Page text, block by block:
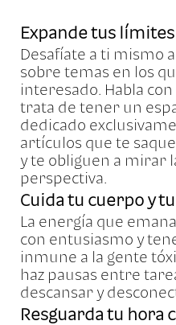
Expande tus límites
Desafíate a ti mismo
sobre temas en los
interesado. Habla
trata de tener un
dedicado
artículos que te
y te obliguen a mirar
perspectiva.
Cuida tu cuerpo y
La energía que
con entusiasmo y
inmune a la gente
haz pausas entre
descansar y
Resguarda tu hora